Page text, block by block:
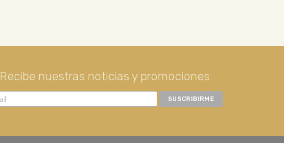
Recibe nuestras noticias y promociones